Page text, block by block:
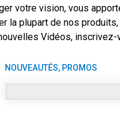
votre vision, vous
plupart de nos
Vidéos,
NOUVEAUTÉS, PROMOS